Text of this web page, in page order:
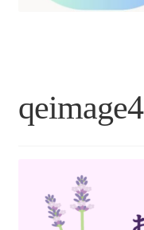
＠コミュとは？
各種体験会
qeimage4